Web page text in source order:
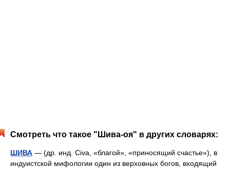
Смотреть что такое "Шива-оя" в других словарях:
ШИВА — (др. инд. Civa, «благой», «приносящий счастье»), в
индуистской мифологии один из верховных богов, входящий